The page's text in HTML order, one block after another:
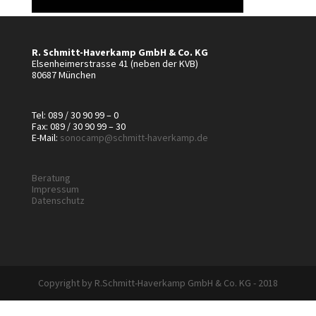
R. Schmitt-Haverkamp GmbH & Co. KG
Elsenheimerstrasse 41 (neben der KVB)
80687 München
Tel: 089 / 30 90 99 – 0
Fax: 089 / 30 90 99 – 30
E-Mail: sonocamp@schmitt-haverkamp.de
Beratung
Impressum
Datenschutz
Copyright by R.Schmitt-Haverkamp GmbH & Co. KG - 2018